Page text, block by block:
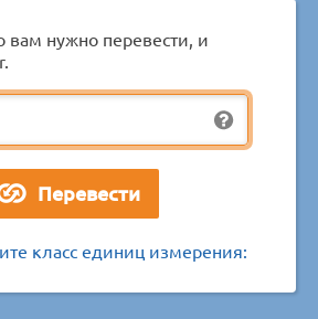
вам нужно перевести, и
класс единиц измерения: